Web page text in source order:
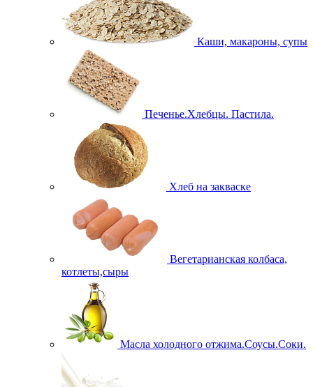
Каши, макароны, супы
Печенье.Хлебцы. Пастила.
Хлеб на закваске
Вегетарианская колбаса,
котлеты,сыры
Масла холодного отжима.Соусы.Соки.